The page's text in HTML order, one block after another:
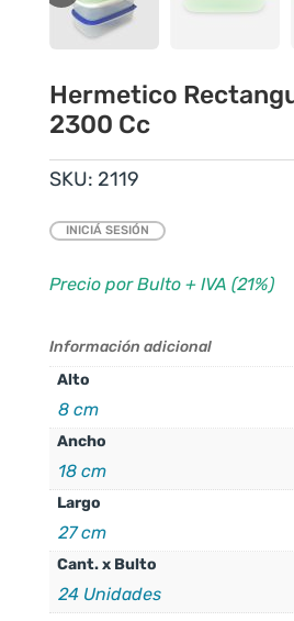
Hermetico
2300 Cc
SKU: 2119
INICIÁ SESIÓN
Precio por Bulto + IVA (21%)
Información adicional
Alto
8 cm
Ancho
18 cm
Largo
27 cm
Cant. x Bulto
24 Unidades